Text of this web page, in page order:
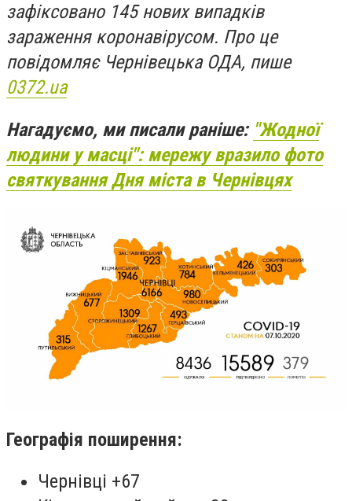
зафіксовано 145 нових випадків
зараження коронавірусом. Про це
повідомляє Чернівецька ОДА, пише
0372.ua
Нагадуємо, ми писали раніше: "Жодної
людини у масці": мережу вразило фото
святкування Дня міста в Чернівцях
Географія поширення:
Чернівці +67